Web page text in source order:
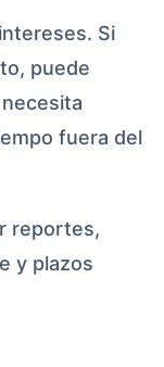
Si
puede
fuera del
reportes,
y plazos